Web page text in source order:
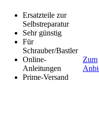
Ersatzteile zur
Selbstreparatur
Sehr günstig
Für
Schrauber/Bastler
Online-
Anleitungen
Prime-Versand
Zum